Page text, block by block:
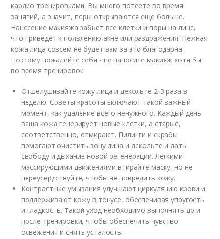
кардио тренировками. Вы много потеете во время
занятий, а значит, поры открываются еще больше.
Нанесение макияжа забьет все клетки и поры на лице,
что приведет к появлению акне или раздражения. Нежная
кожа лица совсем не будет вам за это благодарна.
Поэтому пожалейте себя - не наносите макияж хотя бы
во время тренировок.
Отшелушивайте кожу лица и декольте 2-3 раза в
неделю. Советы красоты включают такой важный
момент, как удаление всего ненужного. Каждый день
ваша кожа генерирует новые клетки, а старые,
соответственно, отмирают. Пилинги и скрабы
помогают очистить зону лица и декольте и дать
свободу и дыхание новой регенерации. Легкими
массирующими движениями втирайте маску, но не
переусердствуйте, чтобы не повредить кожу.
Контрастные умывания улучшают циркуляцию крови и
поддерживают кожу в тонусе, обеспечивая упругость
и гладкость. Такой уход необходимо выполнять до и
после тренировки, чтобы обеспечить чувство
освежения и снять усталость.